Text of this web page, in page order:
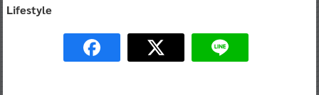
Lifestyle